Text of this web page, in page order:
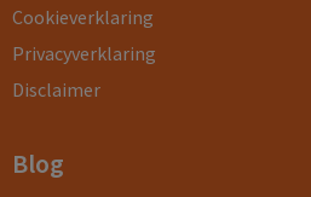
Cookieverklaring
Privacyverklaring
Disclaimer
Blog